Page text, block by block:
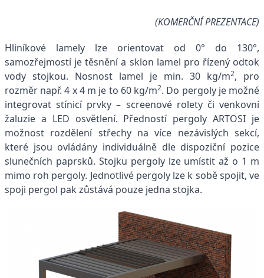
(KOMERČNÍ PREZENTACE)
Hliníkové lamely lze orientovat od 0° do 130°,
samozřejmostí je těsnění a sklon lamel pro řízený odtok
vody stojkou. Nosnost lamel je min. 30 kg/m2, pro
rozměr např. 4 x 4 m je to 60 kg/m2. Do pergoly je možné
integrovat stínicí prvky – screenové rolety či venkovní
žaluzie a LED osvětlení. Předností pergoly ARTOSI je
možnost rozdělení střechy na více nezávislých sekcí,
které jsou ovládány individuálně dle dispoziční pozice
slunečních paprsků. Stojku pergoly lze umístit až o 1 m
mimo roh pergoly. Jednotlivé pergoly lze k sobě spojit, ve
spoji pergol pak zůstává pouze jedna stojka.